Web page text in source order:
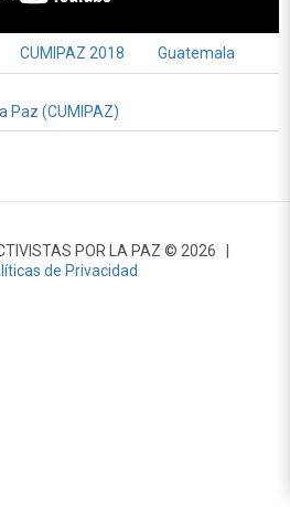
CUMIPAZ 2018 Guatemala
Paz (CUMIPAZ)
POR LA PAZ © 2026 |
de Privacidad